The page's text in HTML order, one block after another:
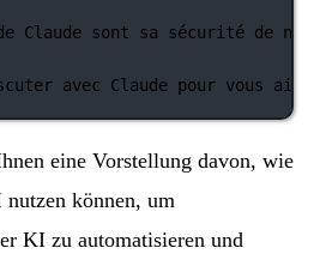
de Claude sont sa sécurité de
avec Claude pour vous
eine Vorstellung davon, wie
können, um
KI zu automatisieren und